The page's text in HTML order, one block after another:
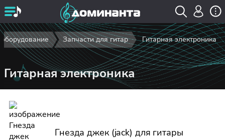
Запчасти для гитар Гитарная электроника
Гитарная электроника
Гнезда джек (jack) для гитары